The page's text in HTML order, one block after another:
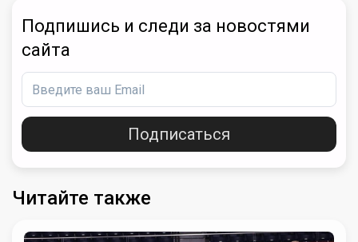
Подпишись и следи за новостями
сайта
Подписаться
Читайте также